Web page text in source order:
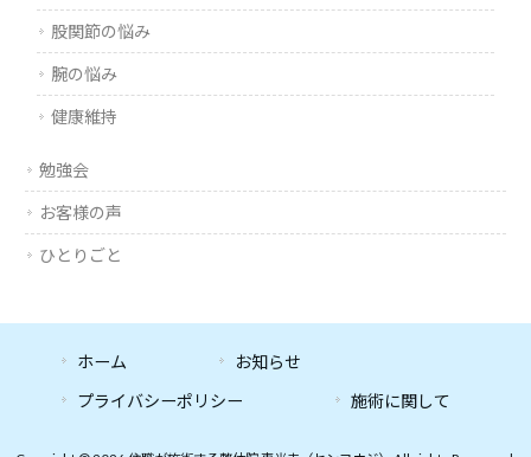
股関節の悩み
腕の悩み
健康維持
勉強会
お客様の声
ひとりごと
ホーム
お知らせ
プライバシーポリシー
施術に関して